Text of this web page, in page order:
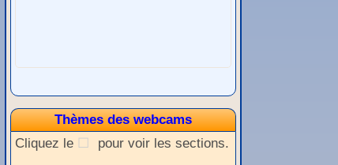
Thèmes des webcams
Cliquez le
pour voir les sections.